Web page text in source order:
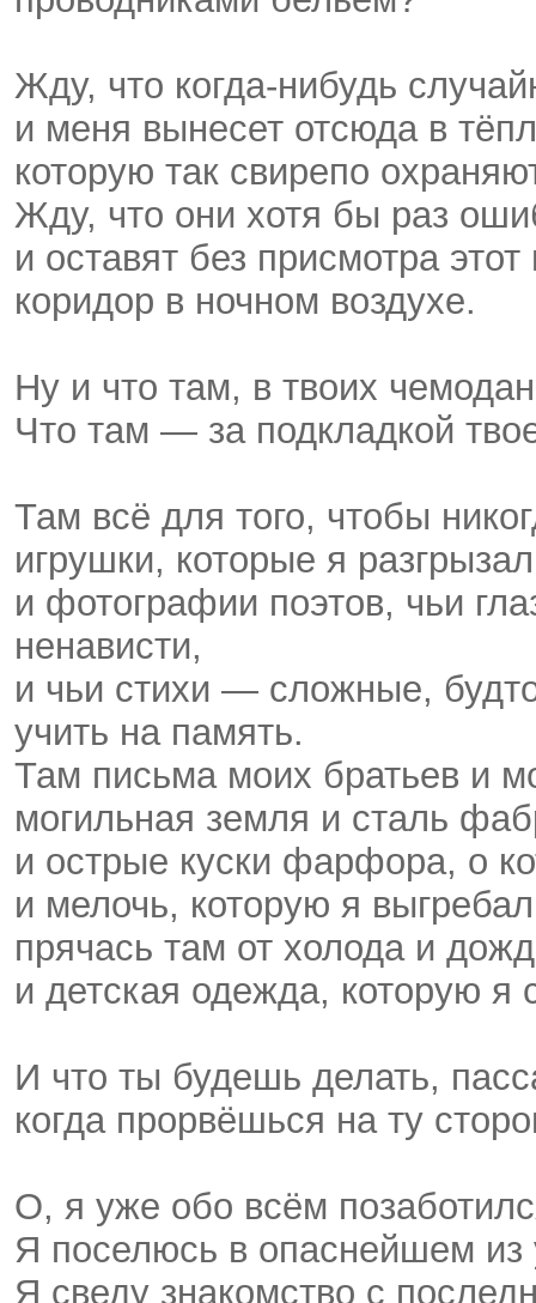
Жду, что когда-нибудь
и меня вынесет отсюда в
которую так свирепо
Жду, что они хотя бы раз
и оставят без присмотра
коридор в ночном воздухе.
Ну и что там, в твоих
Что там — за подкладкой
Там всё для того, чтобы
игрушки, которые я
и фотографии поэтов, чьи
ненависти,
и чьи стихи — сложные,
учить на память.
Там письма моих братьев и
могильная земля и сталь
и острые куски фарфора, о
и мелочь, которую я
прячась там от холода и
и детская одежда, которую я
И что ты будешь делать,
когда прорвёшься на ту
О, я уже обо всём
Я поселюсь в опаснейшем
Я сведу знакомство с